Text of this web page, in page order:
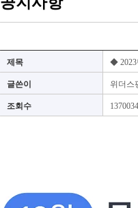
제목 ◆ 2023
글쓴이 위더스
조회수 1370034